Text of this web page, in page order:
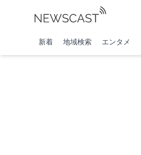
新着 地域検索 エンタメ